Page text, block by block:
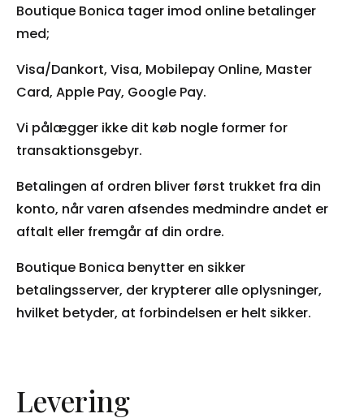
Boutique Bonica tager imod online betalinger
med;
Visa/Dankort, Visa, Mobilepay Online, Master
Card, Apple Pay, Google Pay.
Vi pålægger ikke dit køb nogle former for
transaktionsgebyr.
Betalingen af ordren bliver først trukket fra din
konto, når varen afsendes medmindre andet er
aftalt eller fremgår af din ordre.
Boutique Bonica benytter en sikker
betalingsserver, der krypterer alle oplysninger,
hvilket betyder, at forbindelsen er helt sikker.
Levering